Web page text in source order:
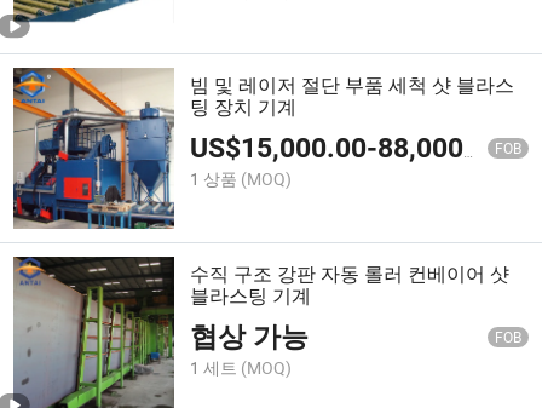
빔 및 레이저 절단 부품 세척 샷 블라스
팅 장치 기계
US$15,000.00-88,000.00 FOB
1 상품 (MOQ)
수직 구조 강판 자동 롤러 컨베이어 샷
블라스팅 기계
협상 가능 FOB
1 세트 (MOQ)